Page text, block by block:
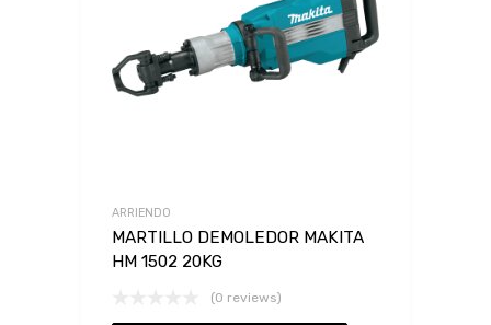
ARRIENDO
MARTILLO DEMOLEDOR MAKITA
HM 1502 20KG
(0 reviews)